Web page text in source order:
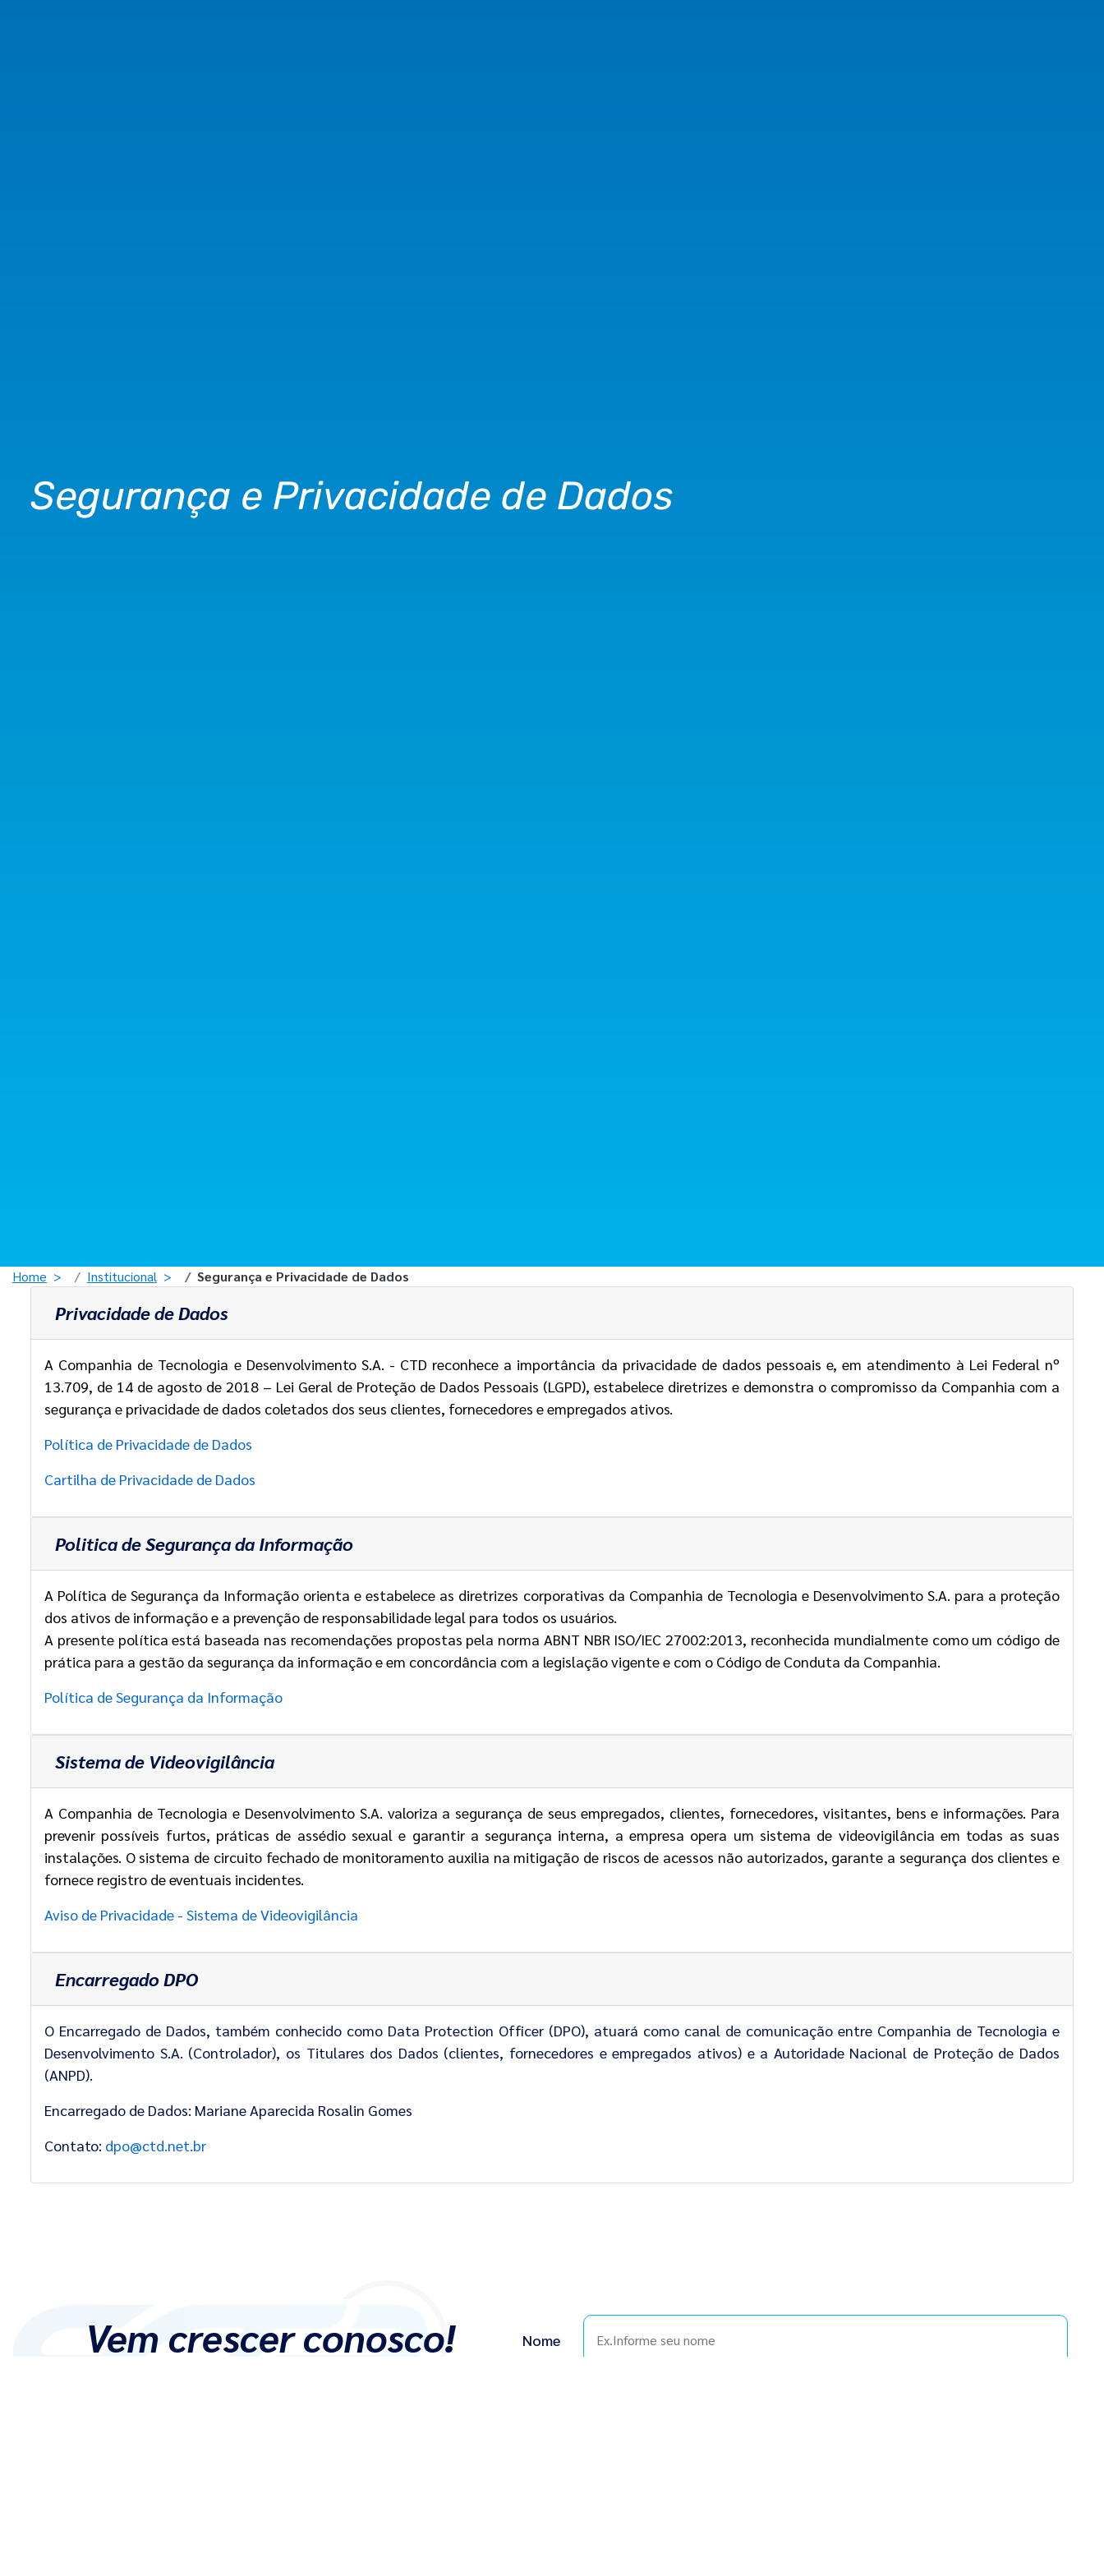
Segurança e Privacidade de Dados
Home Institucional Segurança e Privacidade de Dados
Privacidade de Dados
A Companhia de Tecnologia e Desenvolvimento S.A. - CTD reconhece a importância da privacidade de dados pessoais e, em atendimento à Lei Federal nº
13.709, de 14 de agosto de 2018 – Lei Geral de Proteção de Dados Pessoais (LGPD), estabelece diretrizes e demonstra o compromisso da Companhia com a
segurança e privacidade de dados coletados dos seus clientes, fornecedores e empregados ativos.
Política de Privacidade de Dados
Cartilha de Privacidade de Dados
Politica de Segurança da Informação
A Política de Segurança da Informação orienta e estabelece as diretrizes corporativas da Companhia de Tecnologia e Desenvolvimento S.A. para a proteção
dos ativos de informação e a prevenção de responsabilidade legal para todos os usuários.
A presente política está baseada nas recomendações propostas pela norma ABNT NBR ISO/IEC 27002:2013, reconhecida mundialmente como um código de
prática para a gestão da segurança da informação e em concordância com a legislação vigente e com o Código de Conduta da Companhia.
Política de Segurança da Informação
Sistema de Videovigilância
A Companhia de Tecnologia e Desenvolvimento S.A. valoriza a segurança de seus empregados, clientes, fornecedores, visitantes, bens e informações. Para
prevenir possíveis furtos, práticas de assédio sexual e garantir a segurança interna, a empresa opera um sistema de videovigilância em todas as suas
instalações. O sistema de circuito fechado de monitoramento auxilia na mitigação de riscos de acessos não autorizados, garante a segurança dos clientes e
fornece registro de eventuais incidentes.
Aviso de Privacidade - Sistema de Videovigilância
Encarregado DPO
O Encarregado de Dados, também conhecido como Data Protection Officer (DPO), atuará como canal de comunicação entre Companhia de Tecnologia e
Desenvolvimento S.A. (Controlador), os Titulares dos Dados (clientes, fornecedores e empregados ativos) e a Autoridade Nacional de Proteção de Dados
(ANPD).
Encarregado de Dados: Mariane Aparecida Rosalin Gomes
Contato: dpo@ctd.net.br
Vem crescer conosco! Nome